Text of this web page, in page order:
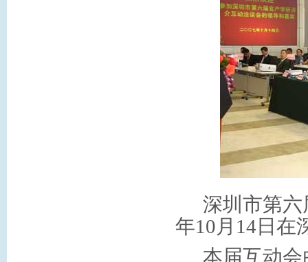
深圳市第
年10 月 14 日 在
本届互动会